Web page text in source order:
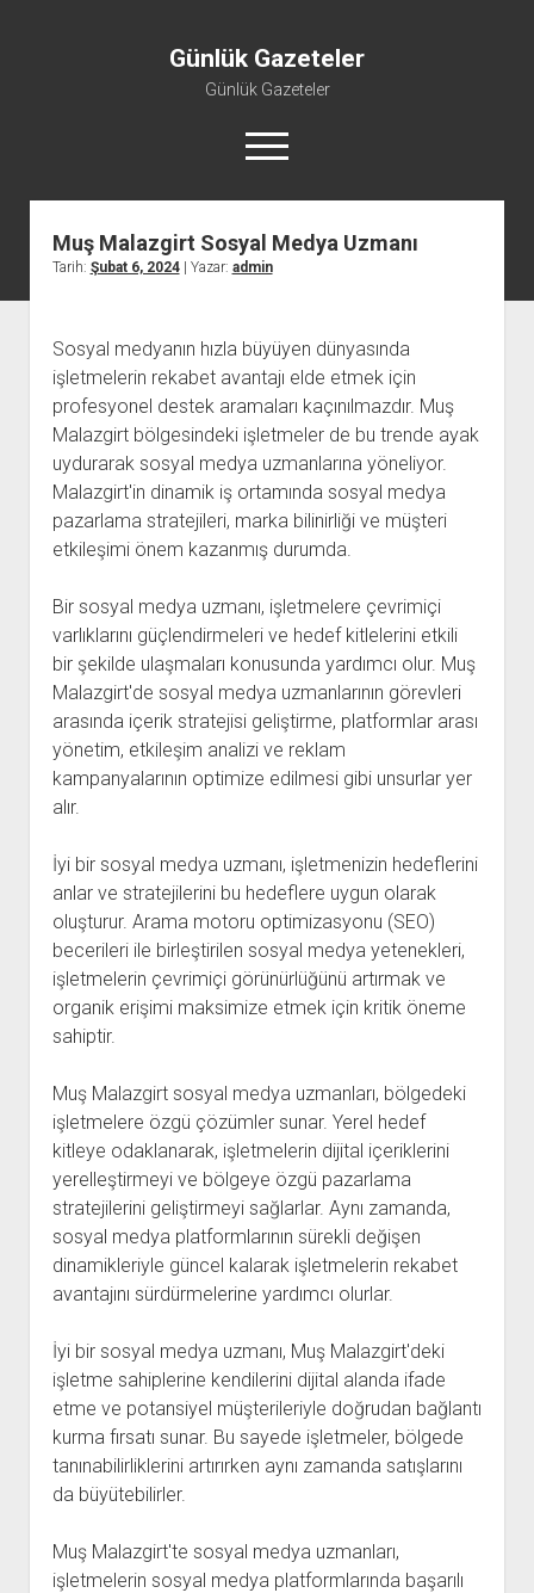
Günlük Gazeteler
Günlük Gazeteler
menüyü
aç
Muş Malazgirt Sosyal Medya Uzmanı
Tarih: Şubat 6, 2024| Yazar: admin
Sosyal medyanın hızla büyüyen dünyasında
işletmelerin rekabet avantajı elde etmek için
profesyonel destek aramaları kaçınılmazdır. Muş
Malazgirt bölgesindeki işletmeler de bu trende ayak
uydurarak sosyal medya uzmanlarına yöneliyor.
Malazgirt'in dinamik iş ortamında sosyal medya
pazarlama stratejileri, marka bilinirliği ve müşteri
etkileşimi önem kazanmış durumda.
Bir sosyal medya uzmanı, işletmelere çevrimiçi
varlıklarını güçlendirmeleri ve hedef kitlelerini etkili
bir şekilde ulaşmaları konusunda yardımcı olur. Muş
Malazgirt'de sosyal medya uzmanlarının görevleri
arasında içerik stratejisi geliştirme, platformlar arası
yönetim, etkileşim analizi ve reklam
kampanyalarının optimize edilmesi gibi unsurlar yer
alır.
İyi bir sosyal medya uzmanı, işletmenizin hedeflerini
anlar ve stratejilerini bu hedeflere uygun olarak
oluşturur. Arama motoru optimizasyonu (SEO)
becerileri ile birleştirilen sosyal medya yetenekleri,
işletmelerin çevrimiçi görünürlüğünü artırmak ve
organik erişimi maksimize etmek için kritik öneme
sahiptir.
Muş Malazgirt sosyal medya uzmanları, bölgedeki
işletmelere özgü çözümler sunar. Yerel hedef
kitleye odaklanarak, işletmelerin dijital içeriklerini
yerelleştirmeyi ve bölgeye özgü pazarlama
stratejilerini geliştirmeyi sağlarlar. Aynı zamanda,
sosyal medya platformlarının sürekli değişen
dinamikleriyle güncel kalarak işletmelerin rekabet
avantajını sürdürmelerine yardımcı olurlar.
İyi bir sosyal medya uzmanı, Muş Malazgirt'deki
işletme sahiplerine kendilerini dijital alanda ifade
etme ve potansiyel müşterileriyle doğrudan bağlantı
kurma fırsatı sunar. Bu sayede işletmeler, bölgede
tanınabilirliklerini artırırken aynı zamanda satışlarını
da büyütebilirler.
Muş Malazgirt'te sosyal medya uzmanları,
işletmelerin sosyal medya platformlarında başarılı